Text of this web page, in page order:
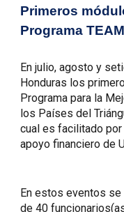
Primeros
Programa
En julio, agosto y
Honduras los
Programa para la
los Países del
cual es facilitado
apoyo financiero de
En estos eventos
de 40